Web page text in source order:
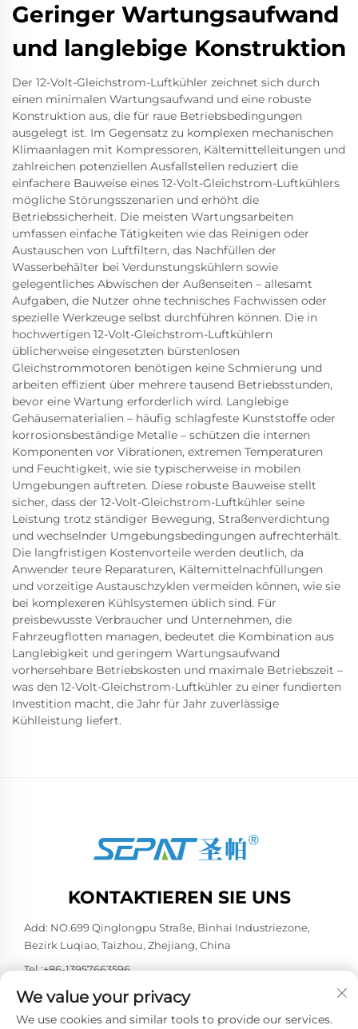
Geringer Wartungsaufwand
und langlebige Konstruktion
Der 12-Volt-Gleichstrom-Luftkühler zeichnet sich durch
einen minimalen Wartungsaufwand und eine robuste
Konstruktion aus, die für raue Betriebsbedingungen
ausgelegt ist. Im Gegensatz zu komplexen mechanischen
Klimaanlagen mit Kompressoren, Kältemittelleitungen und
zahlreichen potenziellen Ausfallstellen reduziert die
einfachere Bauweise eines 12-Volt-Gleichstrom-Luftkühlers
mögliche Störungsszenarien und erhöht die
Betriebssicherheit. Die meisten Wartungsarbeiten
umfassen einfache Tätigkeiten wie das Reinigen oder
Austauschen von Luftfiltern, das Nachfüllen der
Wasserbehälter bei Verdunstungskühlern sowie
gelegentliches Abwischen der Außenseiten – allesamt
Aufgaben, die Nutzer ohne technisches Fachwissen oder
spezielle Werkzeuge selbst durchführen können. Die in
hochwertigen 12-Volt-Gleichstrom-Luftkühlern
üblicherweise eingesetzten bürstenlosen
Gleichstrommotoren benötigen keine Schmierung und
arbeiten effizient über mehrere tausend Betriebsstunden,
bevor eine Wartung erforderlich wird. Langlebige
Gehäusematerialien – häufig schlagfeste Kunststoffe oder
korrosionsbeständige Metalle – schützen die internen
Komponenten vor Vibrationen, extremen Temperaturen
und Feuchtigkeit, wie sie typischerweise in mobilen
Umgebungen auftreten. Diese robuste Bauweise stellt
sicher, dass der 12-Volt-Gleichstrom-Luftkühler seine
Leistung trotz ständiger Bewegung, Straßenverdichtung
und wechselnder Umgebungsbedingungen aufrechterhält.
Die langfristigen Kostenvorteile werden deutlich, da
Anwender teure Reparaturen, Kältemittelnachfüllungen
und vorzeitige Austauschzyklen vermeiden können, wie sie
bei komplexeren Kühlsystemen üblich sind. Für
preisbewusste Verbraucher und Unternehmen, die
Fahrzeugflotten managen, bedeutet die Kombination aus
Langlebigkeit und geringem Wartungsaufwand
vorhersehbare Betriebskosten und maximale Betriebszeit –
was den 12-Volt-Gleichstrom-Luftkühler zu einer fundierten
Investition macht, die Jahr für Jahr zuverlässige
Kühlleistung liefert.
KONTAKTIEREN SIE UNS
Add: NO.699 Qinglongpu Straße, Binhai Industriezone,
Bezirk Luqiao, Taizhou, Zhejiang, China
Tel.:+86-13957663596
E-Mail:[email protected]
We value your privacy
We use cookies and similar tools to provide our services.